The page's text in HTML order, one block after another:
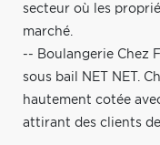
secteur où les
marché.
-- Boulangerie Chez
sous bail NET NET.
hautement cotée
attirant des clients